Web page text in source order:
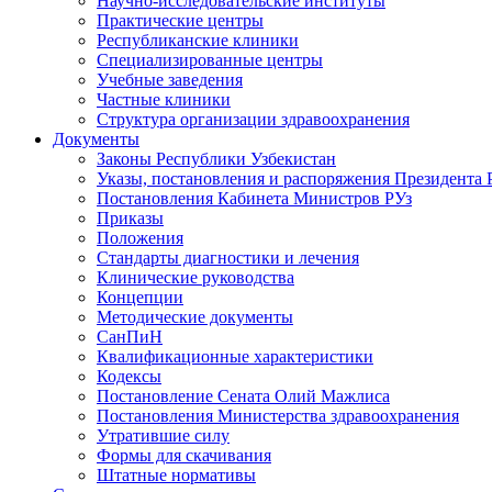
Практические центры
Республиканские клиники
Специализированные центры
Учебные заведения
Частные клиники
Структура организации здравоохранения
Документы
Законы Республики Узбекистан
Указы, постановления и распоряжения Президента
Постановления Кабинета Министров РУз
Приказы
Положения
Стандарты диагностики и лечения
Клинические руководства
Концепции
Методические документы
СанПиН
Квалификационные характеристики
Кодексы
Постановление Сената Олий Мажлиса
Постановления Министерства здравоохранения
Утратившие силу
Формы для скачивания
Штатные нормативы